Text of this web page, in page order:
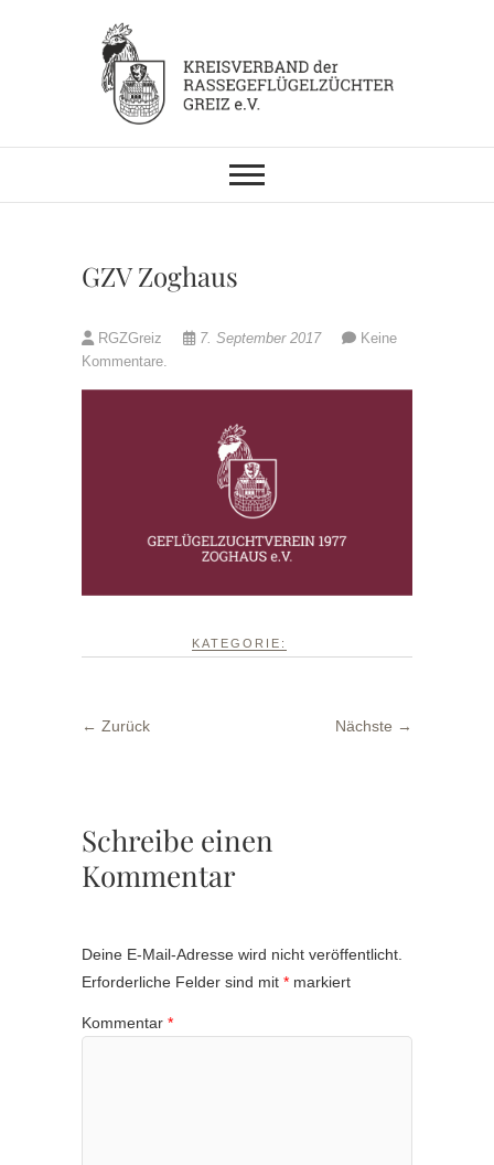
KV RGZ Greiz
GZV Zoghaus
RGZGreiz 7. September 2017
Keine
Kommentare.
KATEGORIE:
← Zurück Nächste →
Schreibe einen
Kommentar
Deine E-Mail-Adresse wird nicht veröffentlicht.
Erforderliche Felder sind mit * markiert
Kommentar *